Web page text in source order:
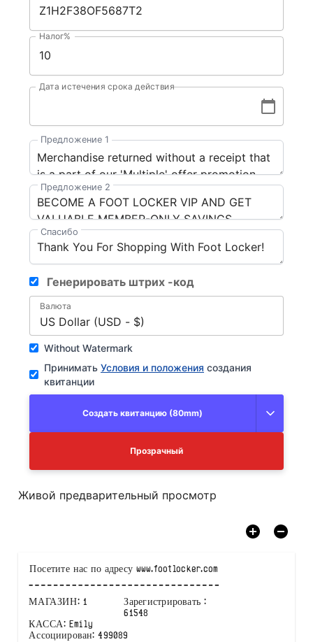
Налог%
Дата истечения срока действия
Предложение 1
Предложение 2
Спасибо
Генерировать штрих -код
Валюта
US Dollar (USD - $)
Without Watermark
Принимать Условия и положения создания
квитанции
Создать квитанцию (80mm)
Прозрачный
Живой предварительный просмотр
Посетите нас по адресу www.footlocker.com
МАГАЗИН: 1 Зарегистрировать :
61548
КАССА: Emily
Ассоциирован:499089